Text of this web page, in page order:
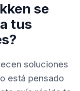
se
tus
soluciones
está pensado